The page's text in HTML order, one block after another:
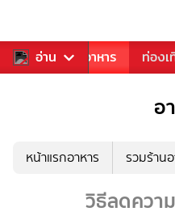
อ่าน
การเพลง อาหาร ท่องเ
อ
หน้าแรกอาหาร รวมร้าน
วิธีลดควา